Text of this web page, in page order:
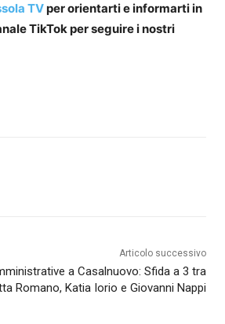
TVper orientarti e informarti in
TikTok per seguire i nostri
Articolo successivo
a Casalnuovo: Sfida a 3 tra
Romano, Katia Iorio e Giovanni Nappi